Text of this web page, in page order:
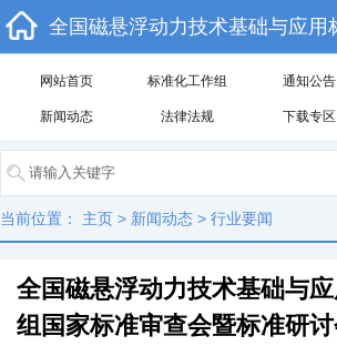
全国磁悬浮动力技术基础与应用
网站首页 标准化工作组 通知公告
新闻动态 法律法规 下载专区
当前位置： 主页 > 新闻动态 > 行业要闻
全国磁悬浮动力技术基础与
组国家标准审查会暨标准研